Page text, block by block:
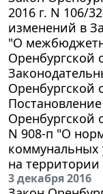
2016 г. N 106/
изменений в
"О
Оренбургской
Оренбургской
Оренбургской
N 908-п "О
коммунальных
на
3 декабря 2016